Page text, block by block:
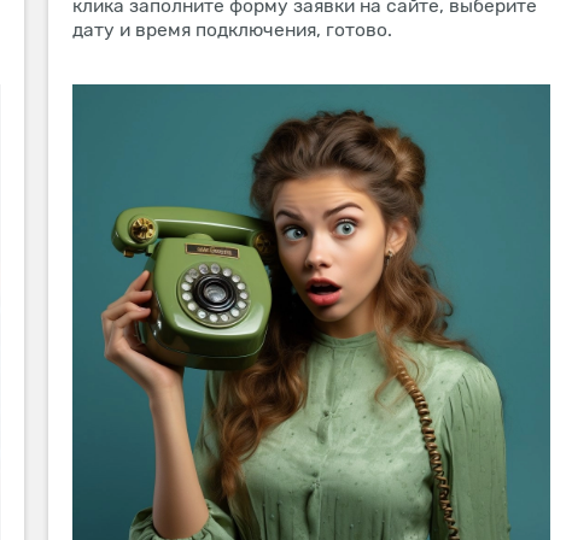
клика заполните форму заявки на сайте, выберите
дату и время подключения, готово.